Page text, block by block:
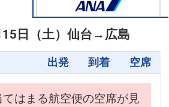
日（土） 仙台 → 広島
出発 到着 空席
はまる航空便の空席が見